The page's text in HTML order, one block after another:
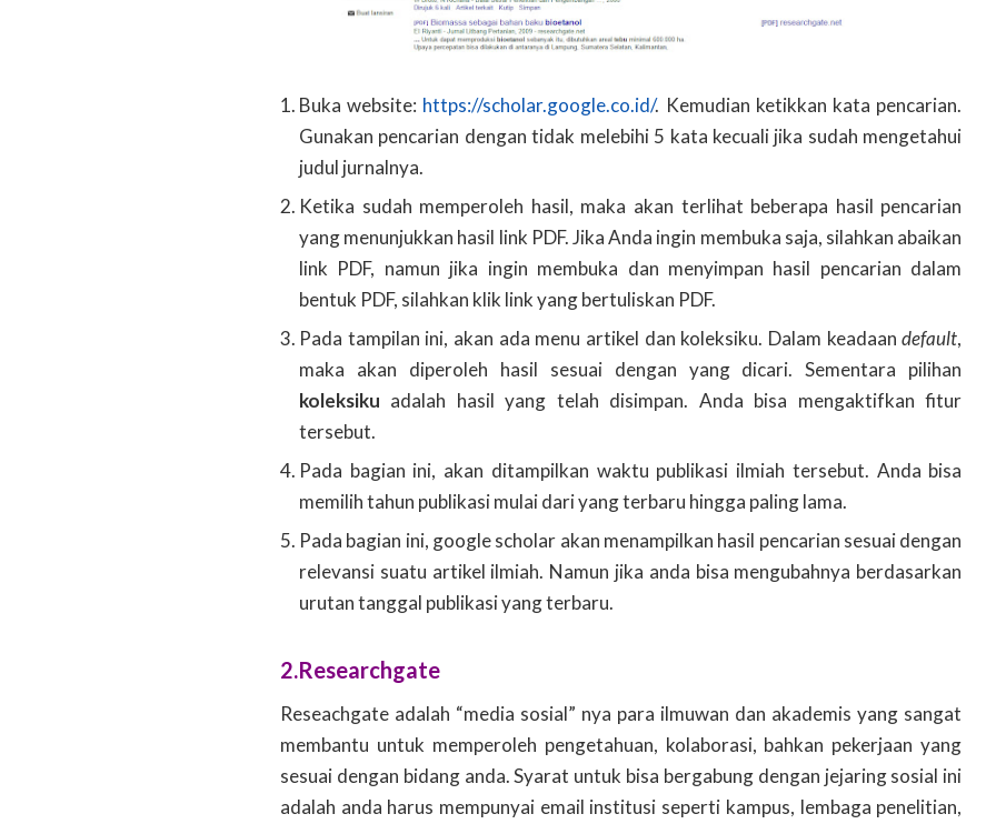
Buka website: https://scholar.google.co.id/. Kemudian ketikkan kata pencarian.
Gunakan pencarian dengan tidak melebihi 5 kata kecuali jika sudah mengetahui
judul jurnalnya.
Ketika sudah memperoleh hasil, maka akan terlihat beberapa hasil pencarian
yang menunjukkan hasil link PDF. Jika Anda ingin membuka saja, silahkan abaikan
link PDF, namun jika ingin membuka dan menyimpan hasil pencarian dalam
bentuk PDF, silahkan klik link yang bertuliskan PDF.
Pada tampilan ini, akan ada menu artikel dan koleksiku. Dalam keadaandefault,
maka akan diperoleh hasil sesuai dengan yang dicari. Sementara pilihan
koleksiku adalah hasil yang telah disimpan. Anda bisa mengaktifkan fitur
tersebut.
Pada bagian ini, akan ditampilkan waktu publikasi ilmiah tersebut. Anda bisa
memilih tahun publikasi mulai dari yang terbaru hingga paling lama.
Pada bagian ini, google scholar akan menampilkan hasil pencarian sesuai dengan
relevansi suatu artikel ilmiah. Namun jika anda bisa mengubahnya berdasarkan
urutan tanggal publikasi yang terbaru.
2.Researchgate
Reseachgate adalah “media sosial” nya para ilmuwan dan akademis yang sangat
membantu untuk memperoleh pengetahuan, kolaborasi, bahkan pekerjaan yang
sesuai dengan bidang anda. Syarat untuk bisa bergabung dengan jejaring sosial ini
adalah anda harus mempunyai email institusi seperti kampus, lembaga penelitian,